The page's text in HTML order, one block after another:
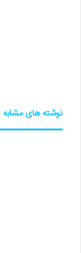
نوشته های مشابه